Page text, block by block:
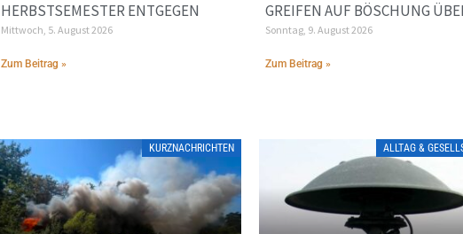
HERBSTSEMESTER ENTGEGEN
Mittwoch, 5. August 2026
Zum Beitrag »
GREIFEN AUF BÖSCHUNG
Sonntag, 9. August 2026
Zum Beitrag »
KURZNACHRICHTEN ALLTAG &